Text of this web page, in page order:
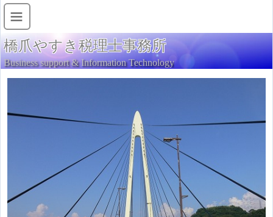
橋爪やすき税理士事務所
Business support & Information Technology